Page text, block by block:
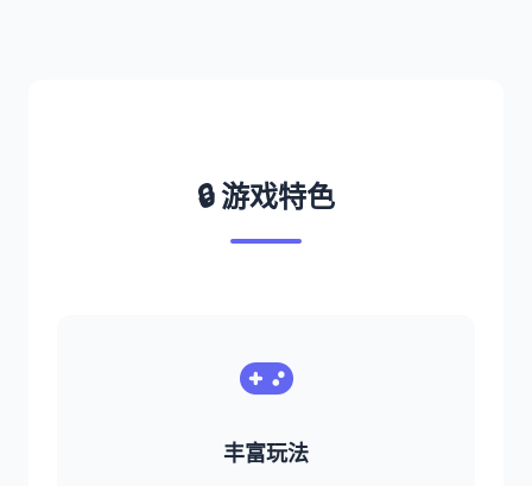
🔒 游戏特色
丰富玩法